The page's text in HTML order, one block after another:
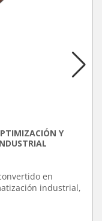
Y
en
industrial,
precisión y
Estos